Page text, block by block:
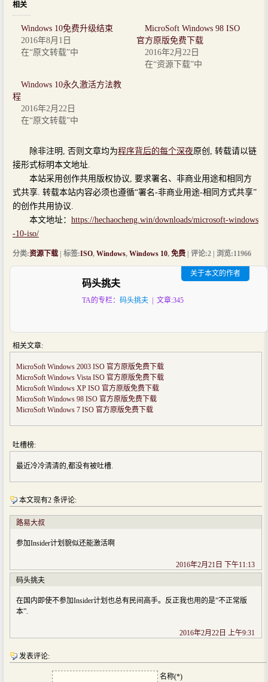
相关
Windows 10免费升级结束
2016年8月1日
在“原文转载”中
MicroSoft Windows 98 ISO
官方原版免费下载
2016年2月22日
在“资源下载”中
Windows 10永久激活方法教
程
2016年2月22日
在“原文转载”中
除非注明, 否则文章均为程序背后的每个深夜原创, 转载请以链
接形式标明本文地址.
本站采用创作共用版权协议, 要求署名、非商业用途和相同方
式共享. 转载本站内容必须也遵循“署名-非商业用途-相同方式共享”
的创作共用协议.
本文地址： https://hechaocheng.win/downloads/microsoft-windows
-10-iso/
分类:资源下载 | 标签:ISO, Windows, Windows 10, 免费 | 评论:2 | 浏览:11966
码头挑夫
TA的专栏： 码头挑夫 | 文章:345
关于本文的作者
相关文章:
MicroSoft Windows 2003 ISO 官方原版免费下载
MicroSoft Windows Vista ISO 官方原版免费下载
MicroSoft Windows XP ISO 官方原版免费下载
MicroSoft Windows 98 ISO 官方原版免费下载
MicroSoft Windows 7 ISO 官方原版免费下载
吐槽榜:
最近冷冷清清的,都没有被吐槽.
本文现有2 条评论:
路易大叔
参加Insider计划貌似还能激活啊
2016年2月21日 下午11:13
码头挑夫
在国内即使不参加Insider计划也总有民间高手。反正我也用的是”不正常版
本”.
2016年2月22日 上午9:31
发表评论:
名称(*)